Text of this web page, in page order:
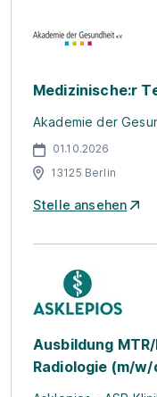
Medizinische:r
Akademie der
01.10.2026
13125 Berlin
Stelle ansehen
Ausbildung
Radiologie (m/w/